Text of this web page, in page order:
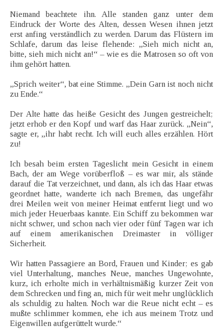
Niemand beachtete ihn. Alle standen ganz unter dem
Eindruck der Worte des Alten, dessen Wesen ihnen jetzt
erst anfing verständlich zu werden. Darum das Flüstern im
Schlafe, darum das leise flehende: „Sieh mich nicht an,
bitte, sieh mich nicht an!“ – wie es die Matrosen so oft von
ihm gehört hatten.
„Sprich weiter“, bat eine Stimme. „Dein Garn ist noch nicht
zu Ende.“
Der Alte hatte das heiße Gesicht des Jungen gestreichelt;
jetzt erhob er den Kopf und warf das Haar zurück. „Nein“,
sagte er, „ihr habt recht. Ich will euch alles erzählen. Hört
zu!
Ich besah beim ersten Tageslicht mein Gesicht in einem
Bach, der am Wege vorüberfloß – es war mir, als stände
darauf die Tat verzeichnet, und dann, als ich das Haar etwas
geordnet hatte, wanderte ich nach Bremen, das ungefähr
drei Meilen weit von meiner Heimat entfernt liegt und wo
mich jeder Heuerbaas kannte. Ein Schiff zu bekommen war
nicht schwer, und schon nach vier oder fünf Tagen war ich
auf einem amerikanischen Dreimaster in völliger
Sicherheit.
Wir hatten Passagiere an Bord, Frauen und Kinder; es gab
viel Unterhaltung, manches Neue, manches Ungewohnte,
kurz, ich erholte mich in verhältnismäßig kurzer Zeit von
dem Schrecken und fing an, mich für weit mehr unglücklich
als schuldig zu halten. Noch war die Reue nicht echt – es
mußte schlimmer kommen, ehe ich aus meinem Trotz und
Eigenwillen aufgerüttelt wurde.“